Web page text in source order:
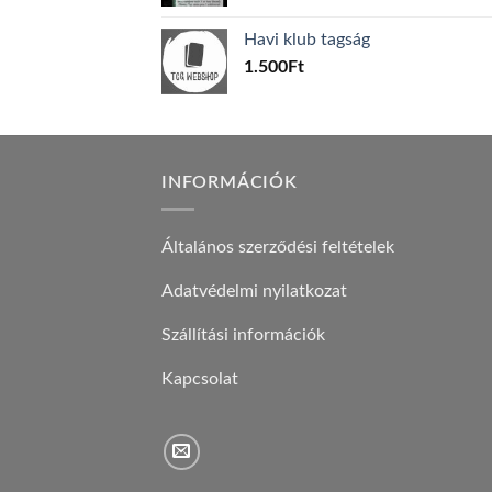
600Ft.100Ft.
Havi klub tagság
1.500Ft
INFORMÁCIÓK
Általános szerződési feltételek
Adatvédelmi nyilatkozat
Szállítási információk
Kapcsolat